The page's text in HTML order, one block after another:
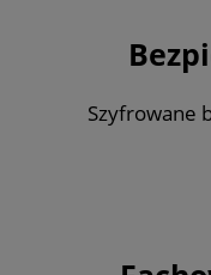
Szyfrowane